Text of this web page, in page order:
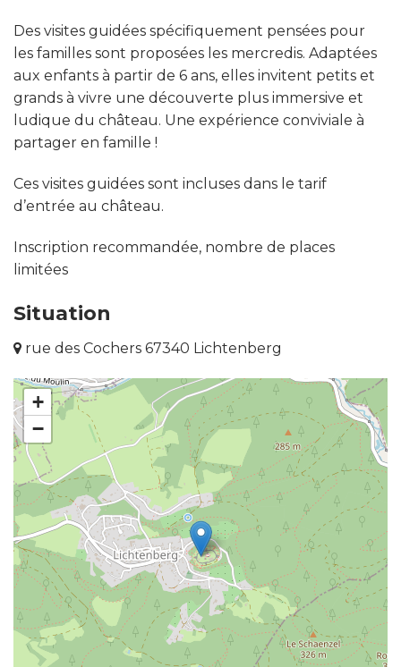
Des visites guidées spécifiquement pensées pour
les familles sont proposées les mercredis. Adaptées
aux enfants à partir de 6 ans, elles invitent petits et
grands à vivre une découverte plus immersive et
ludique du château. Une expérience conviviale à
partager en famille !
Ces visites guidées sont incluses dans le tarif
d’entrée au château.
Inscription recommandée, nombre de places
limitées
Situation
rue des Cochers 67340 Lichtenberg
+
−